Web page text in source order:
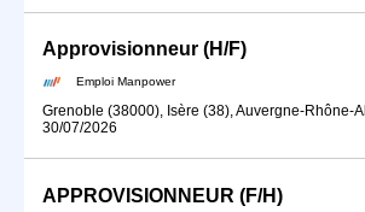
Approvisionneur (H/F)
Emploi Manpower
Grenoble (38000), Isère (38), Auvergne-Rhône-
30/07/2026
APPROVISIONNEUR (F/H)